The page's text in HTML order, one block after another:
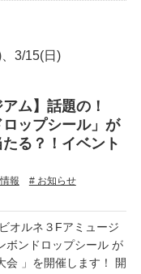
3/15(日)
アム】話題の！
ロップシール」が
る？！イベント
報
# お知らせ
オルネ３Fアミュージ
ボンドロップシール が
会 」を開催します！ 開